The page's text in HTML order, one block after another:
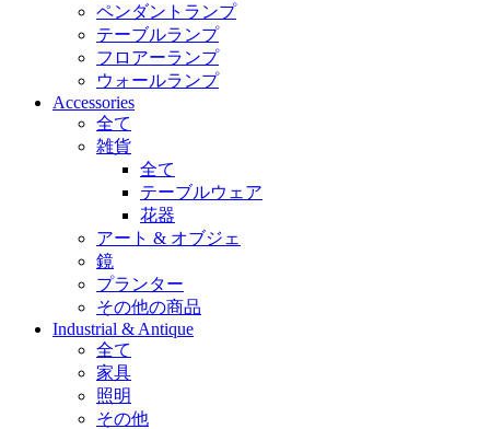
ペンダントランプ
テーブルランプ
フロアーランプ
ウォールランプ
Accessories
全て
雑貨
全て
テーブルウェア
花器
アート & オブジェ
鏡
プランター
その他の商品
Industrial & Antique
全て
家具
照明
その他